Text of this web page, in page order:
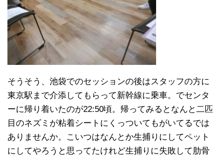
そうそう、池袋でのセッションの後はスタッフの方に
東京駅まで介添してもらって新幹線に乗車。でセンタ
ーに帰り着いたのが22:50頃。帰ってみるとなんと二匹
目のネズミが粘着シートにくっついてもがいてるでは
ありませんか。こいつはなんとか生捕りにしてペット
にしてやろうと思ってたけれど生捕りに失敗して肋骨